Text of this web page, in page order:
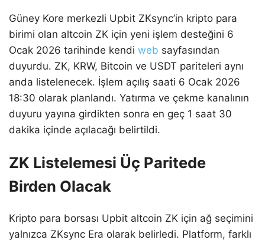
Güney Kore merkezli Upbit ZKsync’in kripto para
birimi olan altcoin ZK için yeni işlem desteğini 6
Ocak 2026 tarihinde kendi web sayfasından
duyurdu. ZK, KRW, Bitcoin ve USDT pariteleri aynı
anda listelenecek. İşlem açılış saati 6 Ocak 2026
18:30 olarak planlandı. Yatırma ve çekme kanalının
duyuru yayına girdikten sonra en geç 1 saat 30
dakika içinde açılacağı belirtildi.
ZK Listelemesi Üç Paritede
Birden Olacak
Kripto para borsası Upbit altcoin ZK için ağ seçimini
yalnızca ZKsync Era olarak belirledi. Platform, farklı